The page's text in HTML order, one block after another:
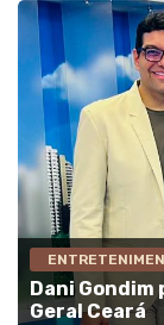
Dani
Geral Ceará